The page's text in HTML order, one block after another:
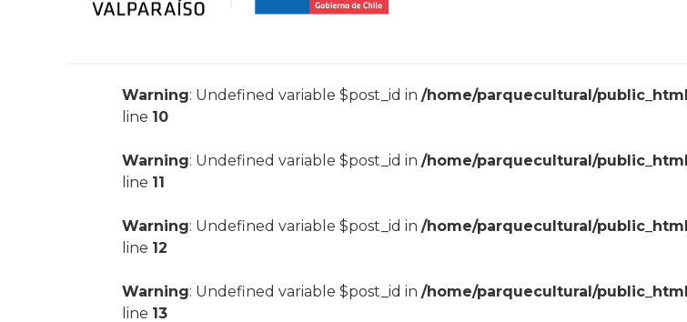
Warning: Undefined variable $post_id in/home/parquecultural/
line 10
Warning: Undefined variable $post_id in/home/parquecultural/
line 11
Warning: Undefined variable $post_id in/home/parquecultural/
line 12
Warning: Undefined variable $post_id in/home/parquecultural/
line 13